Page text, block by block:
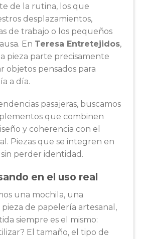
de la rutina, los que
desplazamientos,
de trabajo o los pequeños
En Teresa Entretejidos,
pieza parte precisamente
objetos pensados para
a día.
pasajeras, buscamos
que combinen
y coherencia con el
Piezas que se integren en
sin perder identidad.
en el uso real
una mochila, una
pieza de papelería artesanal,
siempre es el mismo:
El tamaño, el tipo de